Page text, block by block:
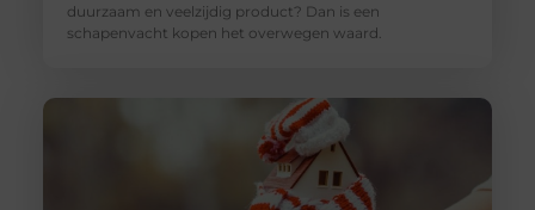
duurzaam en veelzijdig product? Dan is een
schapenvacht kopen het overwegen waard.